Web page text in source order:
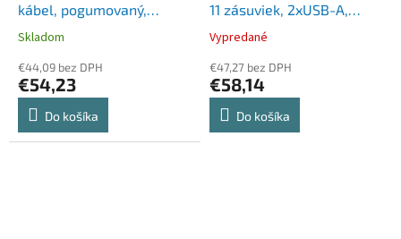
kábel, pogumovaný,
odolný, vhodný exteriéru,
Skladom
€44,09 bez DPH
€54,23
Do košíka
11 zásuviek, 2xUSB-A,
2xUSB-C, VERBATIM
"EUPT-01"
Vypredané
€47,27 bez DPH
€58,14
Do košíka